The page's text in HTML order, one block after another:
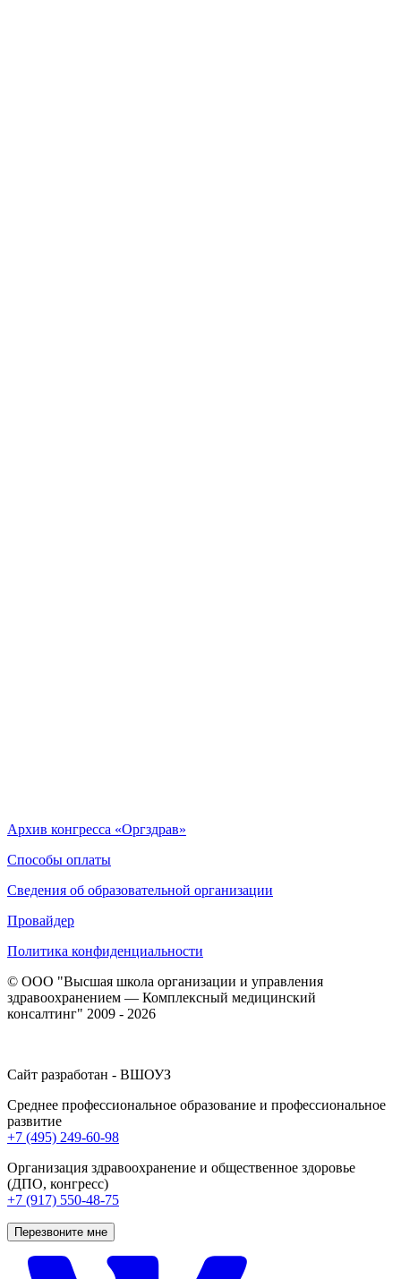
Архив конгресса «Оргздрав»
Способы оплаты
Сведения об образовательной организации
Провайдер
Политика конфиденциальности
© ООО "Высшая школа организации и управления
здравоохранением — Комплексный медицинский
консалтинг" 2009 - 2026
Сайт разработан - ВШОУЗ
Среднее профессиональное образование и профессиональное
развитие
+7 (495) 249-60-98
Организация здравоохранение и общественное здоровье
(ДПО, конгресс)
+7 (917) 550-48-75
Перезвоните мне